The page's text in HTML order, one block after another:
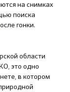
на снимках
поиска
гонки.
области
это одно
в котором